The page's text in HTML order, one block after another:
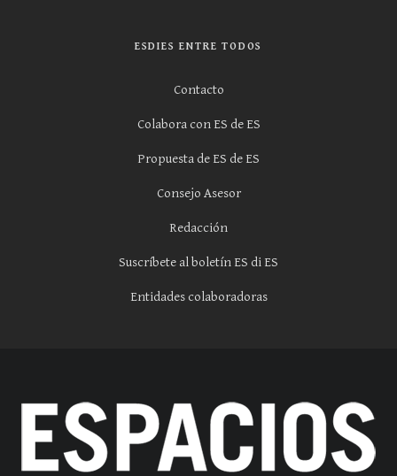
ESDIES ENTRE TODOS
Contacto
Colabora con ES de ES
Propuesta de ES de ES
Consejo Asesor
Redacción
Suscríbete al boletín ES di ES
Entidades colaboradoras